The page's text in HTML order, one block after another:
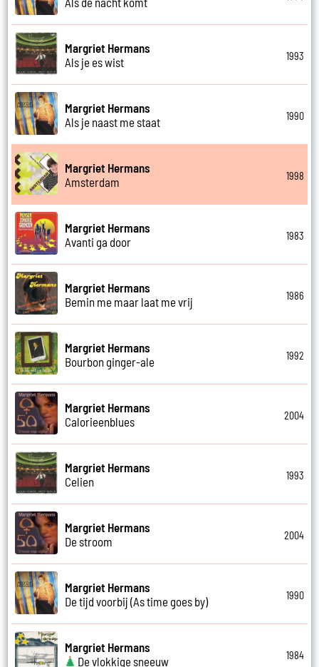
Margriet Hermans
Als je es wist
1993
Margriet Hermans
Als je naast me staat
1990
Margriet Hermans
Amsterdam
1998
Margriet Hermans
Avanti ga door
1983
Margriet Hermans
Bemin me maar laat me vrij
1986
Margriet Hermans
Bourbon ginger-ale
1992
Margriet Hermans
Calorieenblues
2004
Margriet Hermans
Celien
1993
Margriet Hermans
De stroom
2004
Margriet Hermans
De tijd voorbij (As time goes by)
1990
Margriet Hermans
De vlokkige sneeuw
1984